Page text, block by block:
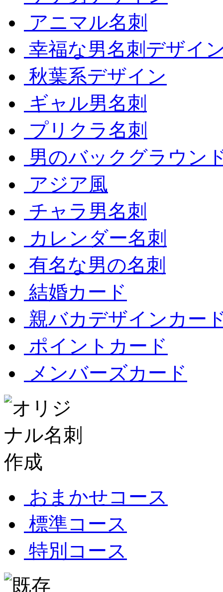
アニマル名刺
幸福な男名刺デザイ
秋葉系デザイン
ギャル男名刺
プリクラ名刺
男のバックグラウン
アジア風
チャラ男名刺
カレンダー名刺
有名な男の名刺
結婚カード
親バカデザインカー
ポイントカード
メンバーズカード
おまかせコース
標準コース
特別コース